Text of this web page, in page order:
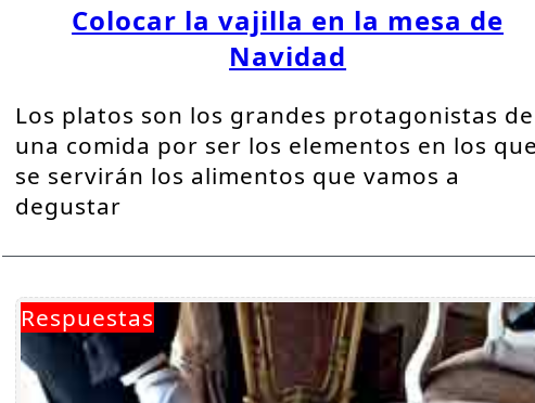
Colocar la vajilla en la mesa de
Navidad
Los platos son los grandes protagonistas de
una comida por ser los elementos en los
se servirán los alimentos que vamos a
degustar
Respuestas